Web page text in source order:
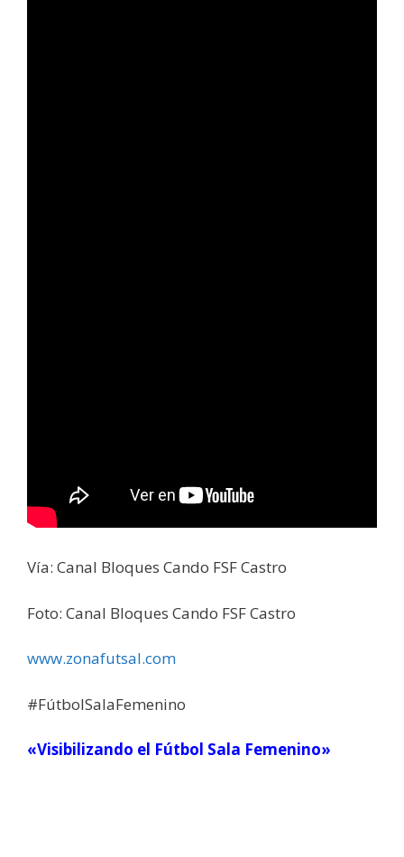
Vía: Canal Bloques Cando FSF Castro
Foto: Canal Bloques Cando FSF Castro
www.zonafutsal.com
#FútbolSalaFemenino
«Visibilizando el Fútbol Sala Femenino»